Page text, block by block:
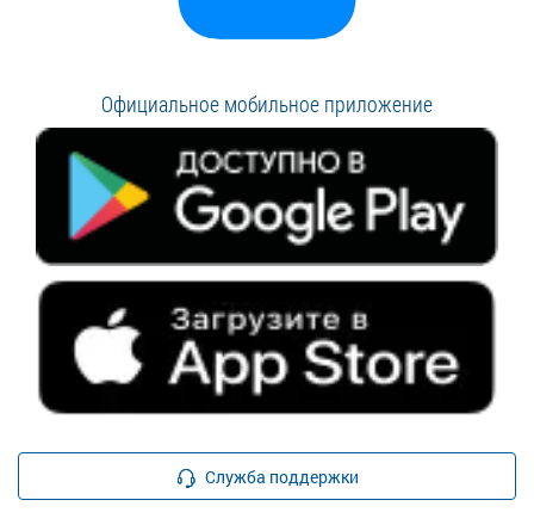
Официальное мобильное приложение
Служба поддержки